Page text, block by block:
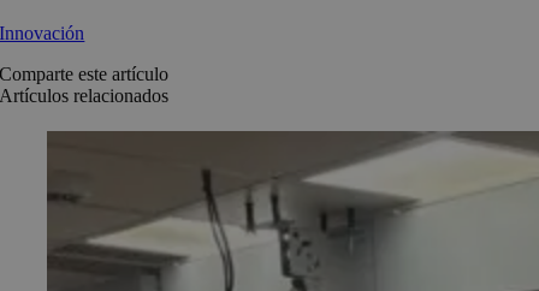
Innovación
Comparte este artículo
Artículos relacionados